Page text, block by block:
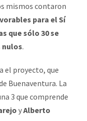
mismos contaron
para el Sí
que sólo 30 se
nulos.
el proyecto, que
Buenaventura. La
3 que comprende
yAlberto